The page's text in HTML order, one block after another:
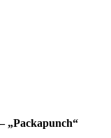
„Packapunch“